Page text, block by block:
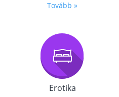
Tovább »
Erotika